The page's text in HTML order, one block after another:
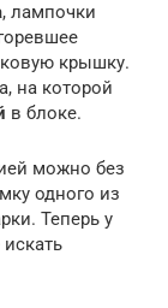
, лампочки
крышку.
на которой
в блоке.
можно без
одного из
Теперь у